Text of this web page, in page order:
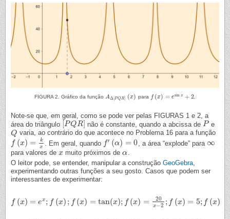
FIGURA 2. Gráfico da função AΔ[ PQR] (x)
AΔ[PQR (x) para f (x) = esin x + 2
f(x)= e sin x+2 .
Note-se que, em geral, como se pode ver pelas FIGURAS 1 e 2, a
área do triângulo PQR]
PQR] não é constante, quando a abcissa deP
P e
Q
Q varia, ao contrário do que acontece no Problema 16 para a função
f (x) =
k
x
f( x)=k x . Em geral, quando f′ (α) = 0
f′(α)=0 , a área “explode” para ∞
∞
para valores de x
x muito próximos deα
α
O leitor pode, se entender, manipular a construção GeoGebra
experimentando outras funções a seu gosto. Casos que podem ser
interessantes de experimentar:
f (x) = ex ; f (x) ; f (x) = tan(x); f (x) = 20
x−2 ; f (x) = 5; f (x)
f(x)=e x;f x);f x) =tan x) ;f(x) =20x−2;f(x) =5 ;f(x